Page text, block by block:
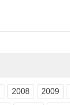
2008 2009